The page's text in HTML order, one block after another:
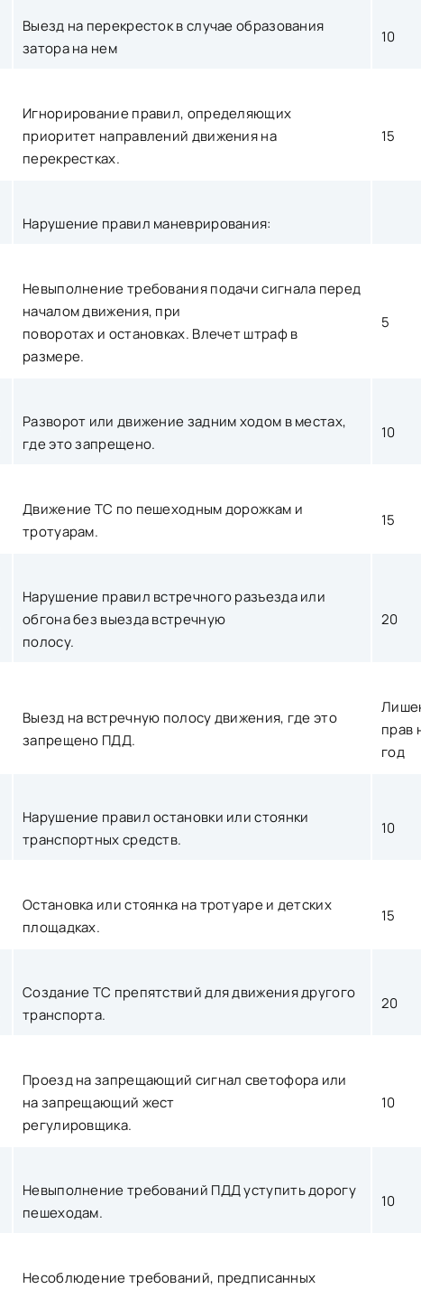
Выезд на перекресток в случае образования
затора на нем
10
Игнорирование правил, определяющих
приоритет направлений движения на
перекрестках.
15
Нарушение правил маневрирования:
Невыполнение требования подачи сигнала перед
началом движения, при
поворотах и остановках. Влечет штраф в
размере.
5
Разворот или движение задним ходом в местах,
где это запрещено.
10
Движение ТС по пешеходным дорожкам и
тротуарам.
15
Нарушение правил встречного разъезда или
обгона без выезда встречную
полосу.
20
Выезд на встречную полосу движения, где это
запрещено ПДД.
прав
год
Нарушение правил остановки или стоянки
транспортных средств.
10
Остановка или стоянка на тротуаре и детских
площадках.
15
Создание ТС препятствий для движения другого
транспорта.
20
Проезд на запрещающий сигнал светофора или
на запрещающий жест
регулировщика.
10
Невыполнение требований ПДД уступить дорогу
пешеходам.
10
Несоблюдение требований, предписанных